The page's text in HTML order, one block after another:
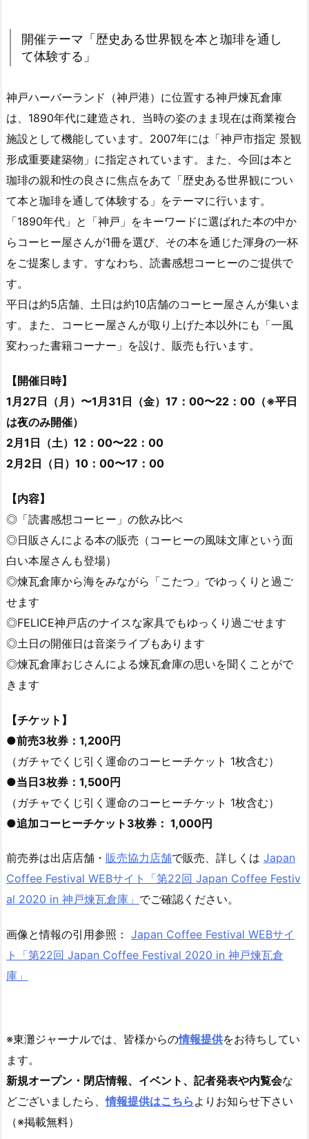
開催テーマ「歴史ある世界観を本と珈琲を通し
て体験する」
神戸ハーバーランド（神戸港）に位置する神戸煉瓦倉庫
は、1890年代に建造され、当時の姿のまま現在は商業複合
施設として機能しています。2007年には「神戸市指定 景観
形成重要建築物」に指定されています。また、今回は本と
珈琲の親和性の良さに焦点をあて「歴史ある世界観につい
て本と珈琲を通して体験する」をテーマに行います。
「1890年代」と「神戸」をキーワードに選ばれた本の中か
らコーヒー屋さんが1冊を選び、その本を通じた渾身の一杯
をご提案します。すなわち、読書感想コーヒーのご提供で
す。
平日は約5店舗、土日は約10店舗のコーヒー屋さんが集いま
す。また、コーヒー屋さんが取り上げた本以外にも「一風
変わった書籍コーナー」を設け、販売も行います。
【開催日時】
1月27日（月）〜1月31日（金）17：00〜22：00（※平日
は夜のみ開催）
2月1日（土）12：00〜22：00
2月2日（日）10：00〜17：00
【内容】
◎「読書感想コーヒー」の飲み比べ
◎日販さんによる本の販売（コーヒーの風味文庫という面
白い本屋さんも登場）
◎煉瓦倉庫から海をみながら「こたつ」でゆっくりと過ご
せます
◎FELICE神戸店のナイスな家具でもゆっくり過ごせます
◎土日の開催日は音楽ライブもあります
◎煉瓦倉庫おじさんによる煉瓦倉庫の思いを聞くことがで
きます
【チケット】
●前売3枚券：1,200円
（ガチャでくじ引く運命のコーヒーチケット 1枚含む）
●当日3枚券：1,500円
（ガチャでくじ引く運命のコーヒーチケット 1枚含む）
●追加コーヒーチケット3枚券： 1,000円
前売券は出店店舗・ 販売協力店舗で販売、詳しくは Japan
Coffee Festival WEBサイト「第22回 Japan Coffee Festiv
al 2020 in 神戸煉瓦倉庫」 でご確認ください。
画像と情報の引用参照： Japan Coffee Festival WEBサイ
ト「第22回 Japan Coffee Festival 2020 in 神戸煉瓦倉
庫」
※東灘ジャーナルでは、皆様からの情報提供をお待ちしてい
ます。
新規オープン・閉店情報、イベント、記者発表や内覧会な
どございましたら、情報提供はこちら よりお知らせ下さい
（※掲載無料）